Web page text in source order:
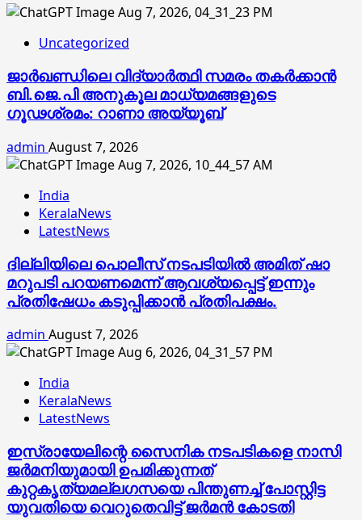
Uncategorized
ജാര്‍ഖണ്ഡിലെ വിദ്യാര്‍ത്ഥി സമരം തകര്‍ക്കാന്‍
ബി.ജെ.പി അനുകൂല മാധ്യമങ്ങളുടെ
ഗൂഢശ്രമം: റാണാ അയ്യൂബ്
admin August 7, 2026
India
KeralaNews
LatestNews
ദില്ലിയിലെ പൊലീസ് നടപടിയിൽ അമിത് ഷാ
മറുപടി പറയണമെന്ന് ആവശ്യപ്പെട്ട് ഇന്നും
പ്രതിഷേധം കടുപ്പിക്കാൻ പ്രതിപക്ഷം.
admin August 7, 2026
India
KeralaNews
LatestNews
ഇസ്രായേലിന്റെ സൈനിക നടപടികളെ നാസി
ജര്‍മനിയുമായി ഉപമിക്കുന്നത്
കുറ്റകൃത്യമല്ലഗസയെ പിന്തുണച്ച് പോസ്റ്റിട്ട
യുവതിയെ വെറുതെവിട്ട് ജര്‍മന്‍ കോടതി